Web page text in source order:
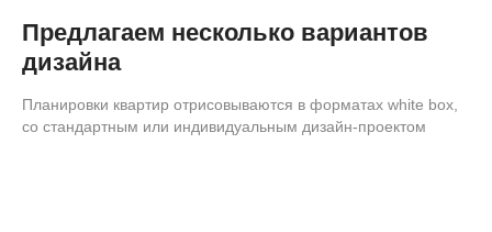
Предлагаем несколько вариантов
дизайна
Планировки квартир отрисовываются в форматах white box,
со стандартным или индивидуальным дизайн-проектом